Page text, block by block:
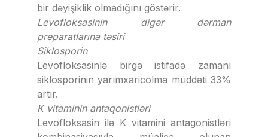
bir dəyişiklik olmadığını göstərir.
Levofloksasinin digər dərman
preparatlarına təsiri
Siklosporin
Levofloksasinlə birgə istifadə zamanı
siklosporinin yarımxaricolma müddəti 33%
artır.
K vitaminin antaqonistləri
Levofloksasin ilə K vitamini antagonistləri